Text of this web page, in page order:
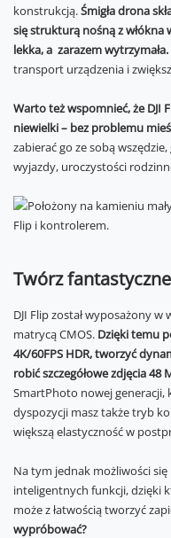
konstrukcją.Śmigła drona
się strukturą nośną z
lekka, a zarazem wytrzymała.
transport urządzenia i
Warto też wspomnieć, że DJI
niewielki – bez problemu
zabierać go ze sobą
wyjazdy, uroczystości
Twórz
DJI Flip został wyposażony
matrycą CMOS. Dzięki temu
4K/60FPS HDR, tworzyć
robić szczegółowe zdjęcia 48
SmartPhoto nowej
dyspozycji masz także tryb
większą elastyczność w
Na tym jednak możliwości
inteligentnych funkcji, dzięki
może z łatwością tworzyć
wypróbować?